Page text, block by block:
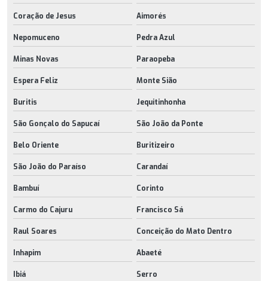
Coração de Jesus Aimorés
Nepomuceno Pedra Azul
Minas Novas Paraopeba
Espera Feliz Monte Sião
Buritis Jequitinhonha
São Gonçalo do Sapucaí São João da Ponte
Belo Oriente Buritizeiro
São João do Paraíso Carandaí
Bambuí Corinto
Carmo do Cajuru Francisco Sá
Raul Soares Conceição do Mato Dentro
Inhapim Abaeté
Ibiá Serro